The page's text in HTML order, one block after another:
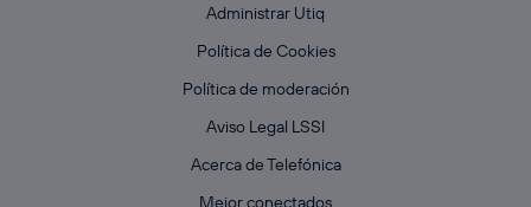
Administrar Utiq
Política de Cookies
Política de moderación
Aviso Legal LSSI
Acerca de Telefónica
Mejor conectados